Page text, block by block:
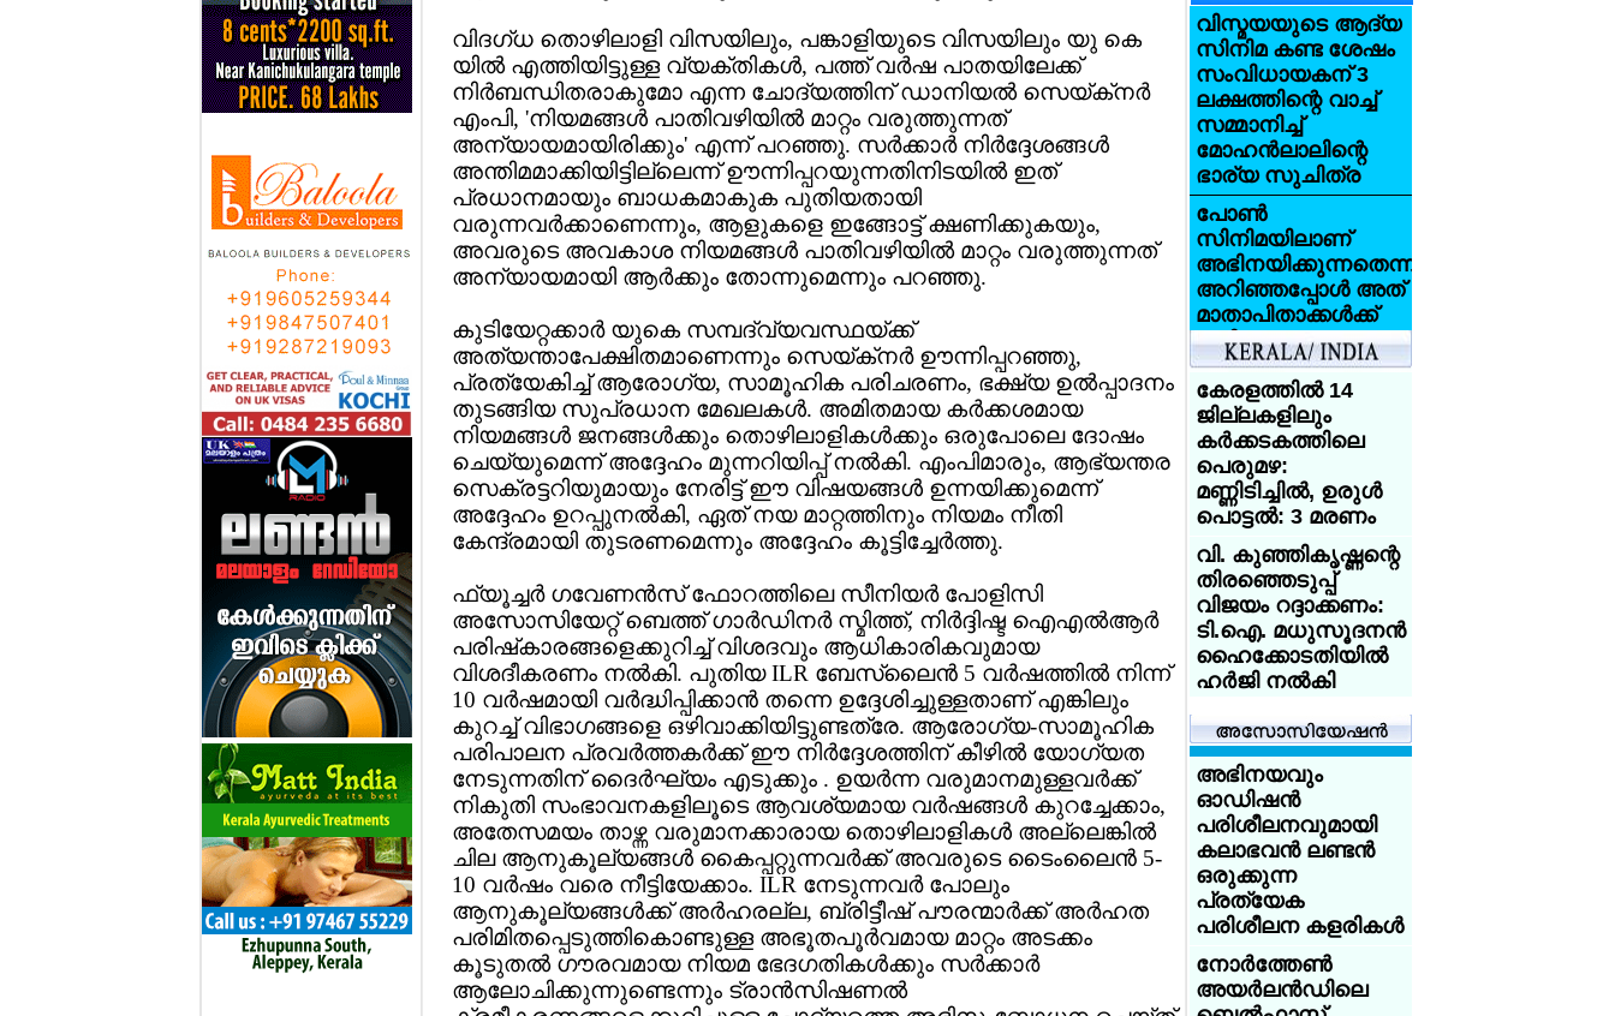
വിദഗ്ധ തൊഴിലാളി വിസയിലും, പങ്കാളിയുടെ വിസയിലും യു കെ
യില്‍ എത്തിയിട്ടുള്ള വ്യക്തികള്‍, പത്ത് വര്‍ഷ പാതയിലേക്ക്
നിര്‍ബന്ധിതരാകുമോ എന്ന ചോദ്യത്തിന് ഡാനിയല്‍ സെയ്ക്‌നര്‍
എംപി, 'നിയമങ്ങള്‍ പാതിവഴിയില്‍ മാറ്റം വരുത്തുന്നത്
അന്യായമായിരിക്കും' എന്ന് പറഞ്ഞു. സര്‍ക്കാര്‍ നിര്‍ദ്ദേശങ്ങള്‍
അന്തിമമാക്കിയിട്ടില്ലെന്ന് ഊന്നിപ്പറയുന്നതിനിടയില്‍ ഇത്
പ്രധാനമായും ബാധകമാകുക പുതിയതായി
വരുന്നവര്‍ക്കാണെന്നും, ആളുകളെ ഇങ്ങോട്ട് ക്ഷണിക്കുകയും,
അവരുടെ അവകാശ നിയമങ്ങള്‍ പാതിവഴിയില്‍ മാറ്റം വരുത്തുന്നത്
അന്യായമായി ആര്‍ക്കും തോന്നുമെന്നും പറഞ്ഞു.
കുടിയേറ്റക്കാര്‍ യുകെ സമ്പദ്വ്യവസ്ഥയ്ക്ക്
അത്യന്താപേക്ഷിതമാണെന്നും സെയ്ക്‌നര്‍ ഊന്നിപ്പറഞ്ഞു,
പ്രത്യേകിച്ച് ആരോഗ്യ, സാമൂഹിക പരിചരണം, ഭക്ഷ്യ ഉല്‍പ്പാദനം
തുടങ്ങിയ സുപ്രധാന മേഖലകള്‍. അമിതമായ കര്‍ക്കശമായ
നിയമങ്ങള്‍ ജനങ്ങള്‍ക്കും തൊഴിലാളികള്‍ക്കും ഒരുപോലെ ദോഷം
ചെയ്യുമെന്ന് അദ്ദേഹം മുന്നറിയിപ്പ് നല്‍കി. എംപിമാരും, ആഭ്യന്തര
സെക്രട്ടറിയുമായും നേരിട്ട് ഈ വിഷയങ്ങള്‍ ഉന്നയിക്കുമെന്ന്
അദ്ദേഹം ഉറപ്പുനല്‍കി, ഏത് നയ മാറ്റത്തിനും നിയമം നീതി
കേന്ദ്രമായി തുടരണമെന്നും അദ്ദേഹം കൂട്ടിച്ചേര്‍ത്തു.
ഫ്യൂച്ചര്‍ ഗവേണന്‍സ് ഫോറത്തിലെ സീനിയര്‍ പോളിസി
അസോസിയേറ്റ് ബെത്ത് ഗാര്‍ഡിനര്‍ സ്മിത്ത്, നിര്‍ദ്ദിഷ്ട ഐഎല്‍ആര്‍
പരിഷ്‌കാരങ്ങളെക്കുറിച്ച് വിശദവും ആധികാരികവുമായ
വിശദീകരണം നല്‍കി. പുതിയ ILR ബേസ്ലൈന്‍ 5 വര്‍ഷത്തില്‍ നിന്ന്
10 വര്‍ഷമായി വര്‍ദ്ധിപ്പിക്കാന്‍ തന്നെ ഉദ്ദേശിച്ചുള്ളതാണ് എങ്കിലും
കുറച്ച് വിഭാഗങ്ങളെ ഒഴിവാക്കിയിട്ടുണ്ടത്രേ. ആരോഗ്യ-സാമൂഹിക
പരിപാലന പ്രവര്‍ത്തകര്‍ക്ക് ഈ നിര്‍ദ്ദേശത്തിന് കീഴില്‍ യോഗ്യത
നേടുന്നതിന് ദൈര്‍ഘ്യം എടുക്കും . ഉയര്‍ന്ന വരുമാനമുള്ളവര്‍ക്ക്
നികുതി സംഭാവനകളിലൂടെ ആവശ്യമായ വര്‍ഷങ്ങള്‍ കുറച്ചേക്കാം,
അതേസമയം താഴ്ന്ന വരുമാനക്കാരായ തൊഴിലാളികള്‍ അല്ലെങ്കില്‍
ചില ആനുകൂല്യങ്ങള്‍ കൈപ്പറ്റുന്നവര്‍ക്ക് അവരുടെ ടൈംലൈന്‍ 5-
10 വര്‍ഷം വരെ നീട്ടിയേക്കാം. ILR നേടുന്നവര്‍ പോലും
ആനുകൂല്യങ്ങള്‍ക്ക് അര്‍ഹരല്ല, ബ്രിട്ടീഷ് പൗരന്മാര്‍ക്ക് അര്‍ഹത
പരിമിതപ്പെടുത്തികൊണ്ടുള്ള അഭൂതപൂര്‍വമായ മാറ്റം അടക്കം
കൂടുതല്‍ ഗൗരവമായ നിയമ ഭേദഗതികള്‍ക്കും സര്‍ക്കാര്‍
ആലോചിക്കുന്നുണ്ടെന്നും ട്രാന്‍സിഷണല്‍
വിസ്മയയുടെ ആദ്യ
സിനിമ കണ്ട ശേഷം
സംവിധായകന് 3
ലക്ഷത്തിന്റെ വാച്ച്
സമ്മാനിച്ച്
മോഹന്‍ലാലിന്റെ
ഭാര്യ സുചിത്ര
പോണ്‍
സിനിമയിലാണ്
അഭിനയിക്കുന്നതെന്ന്
അറിഞ്ഞപ്പോള്‍ അത്
മാതാപിതാക്കള്‍ക്ക്
വലിയ
ആഘാതമായി:
സണ്ണി ലിയോണ്‍
ആസിഡ്
ആക്രമണത്തെ
അതിജീവിച്ച
ഇന്ത്യക്കാരിക്ക്
യുകെ
യൂണിവേഴ്‌സിറ്റിയുടെ
സ്‌കോളര്‍ഷിപ്പ്
യുകെയില്‍
പഠിക്കുകയാണോ?
18 വയസ്സായോ?
ട്രെയിന്‍ ടിക്കറ്റ് 50
ശതമാനം
ഡിസ്‌കൗണ്ട്:
സേവര്‍ റെയില്‍
കാര്‍ഡ് നല്‍കാന്‍
യുകെ
അയര്‍ലന്‍ഡിനായി
ചെസില്‍ തിളങ്ങി
മലയാളി
സഹോദരങ്ങള്‍;
എയ്ഡന് കിരീടം,
എയ്ഞ്ചലിന് രണ്ടാം
സ്ഥാനം
കേരളത്തില്‍ 14
ജില്ലകളിലും
കര്‍ക്കടകത്തിലെ
പെരുമഴ:
മണ്ണിടിച്ചില്‍, ഉരുള്‍
പൊട്ടല്‍: 3 മരണം
വി. കുഞ്ഞികൃഷ്ണന്റെ
തിരഞ്ഞെടുപ്പ്
വിജയം റദ്ദാക്കണം:
ടി.ഐ. മധുസൂദനന്‍
ഹൈക്കോടതിയില്‍
ഹര്‍ജി നല്‍കി
ശക്തമായ കാറ്റും
മഴയും:
കേരളത്തിലെ 3
ജില്ലകളില്‍
സ്‌കൂളുകള്‍ക്ക്
നാളെ (31/ വെള്ളി)
അവധി
കോക്ക്‌റോച്ച് ജനതാ
പാര്‍ട്ടി' നേതാവ്
അഭിജിത്തിന്
വിവാഹ
ആലോചനകളുടെ
അഭിനയവും
ഓഡിഷന്‍
പരിശീലനവുമായി
കലാഭവന്‍ ലണ്ടന്‍
ഒരുക്കുന്ന
പ്രത്യേക
പരിശീലന കളരികള്‍
നോര്‍ത്തേണ്‍
അയര്‍ലന്‍ഡിലെ